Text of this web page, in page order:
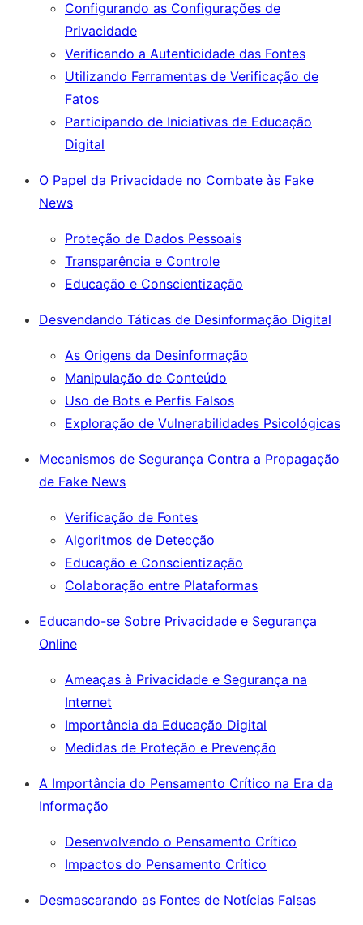
Configurando as Configurações de
Privacidade
Verificando a Autenticidade das Fontes
Utilizando Ferramentas de Verificação de
Fatos
Participando de Iniciativas de Educação
Digital
O Papel da Privacidade no Combate às Fake
News
Proteção de Dados Pessoais
Transparência e Controle
Educação e Conscientização
Desvendando Táticas de Desinformação Digital
As Origens da Desinformação
Manipulação de Conteúdo
Uso de Bots e Perfis Falsos
Exploração de Vulnerabilidades Psicológicas
Mecanismos de Segurança Contra a Propagação
de Fake News
Verificação de Fontes
Algoritmos de Detecção
Educação e Conscientização
Colaboração entre Plataformas
Educando-se Sobre Privacidade e Segurança
Online
Ameaças à Privacidade e Segurança na
Internet
Importância da Educação Digital
Medidas de Proteção e Prevenção
A Importância do Pensamento Crítico na Era da
Informação
Desenvolvendo o Pensamento Crítico
Impactos do Pensamento Crítico
Desmascarando as Fontes de Notícias Falsas